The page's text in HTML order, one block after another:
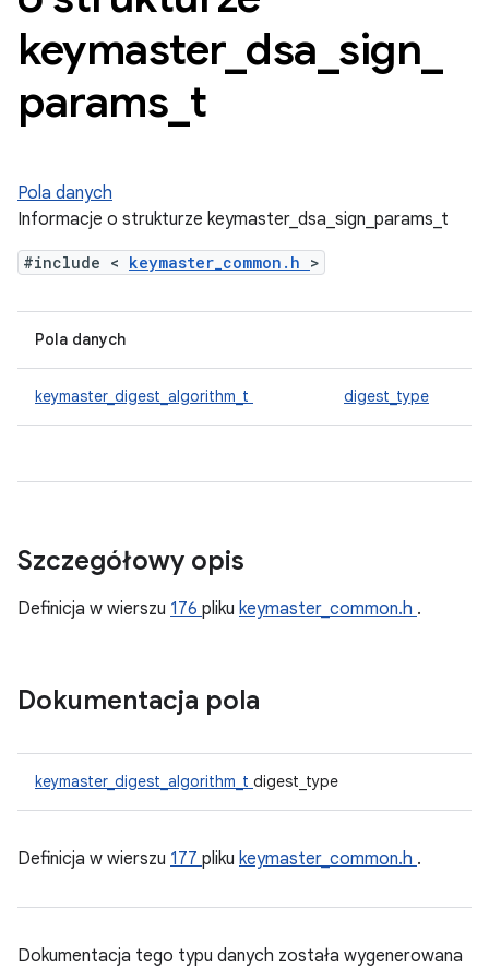
keymaster_ dsa sign
params t
Pola danych
Informacje o strukturze keymaster_dsa_sign_params_t
#include < keymaster_common.h >
Pola danych
keymaster_digest_algorithm_t digest_type
Szczegółowy opis
Definicja w wierszu 176 pliku keymaster_common.h .
Dokumentacja pola
keymaster_digest_algorithm_t digest_type
Definicja w wierszu 177 pliku keymaster_common.h .
Dokumentacja tego typu danych została wygenerowana